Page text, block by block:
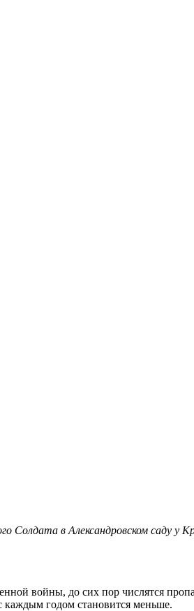
Солдата в Александровском саду
войны, до сих пор числятся
каждым годом становится меньше.